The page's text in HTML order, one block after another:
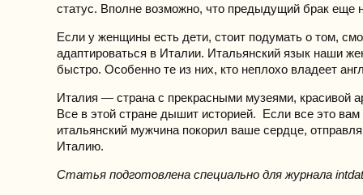
статус. Вполне возможно, что предыдущий брак еще
Если у женщины есть дети, стоит подумать о том,
адаптироваться в Италии. Итальянский язык наши
быстро. Особенно те из них, кто неплохо владеет
Италия — страна с прекрасными музеями, красивой
Все в этой стране дышит историей. Если все это
итальянский мужчина покорил ваше сердце,
Италию.
Статья подготовлена специально для журнала